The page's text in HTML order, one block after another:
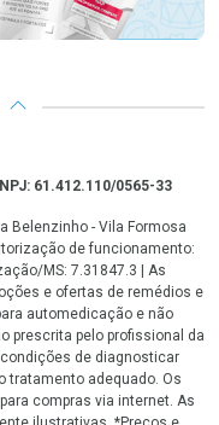
61.412.110/0565-33
Belenzinho - Vila Formosa
de funcionamento:
MS: 7.31847.3 | As
e ofertas de remédios e
automedicação e não
prescrita pelo profissional da
de diagnosticar
tratamento adequado. Os
compras via internet. As